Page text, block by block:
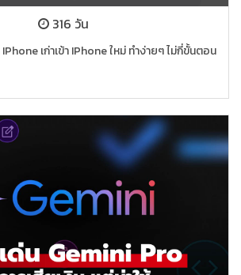
316 วัน
เก่าเข้า IPhone ใหม่ ทำง่ายๆ ไม่กี่ขั้นตอน